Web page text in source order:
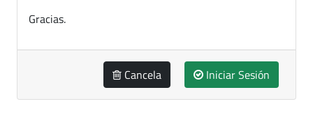
Gracias.
Cancela Iniciar Sesión